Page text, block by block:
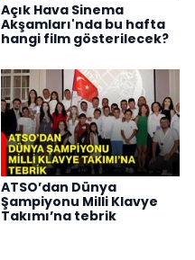
Açık Hava Sinema
Akşamları'nda bu hafta
hangi film gösterilecek?
ATSO’dan Dünya
Şampiyonu Milli Klavye
Takımı’na tebrik